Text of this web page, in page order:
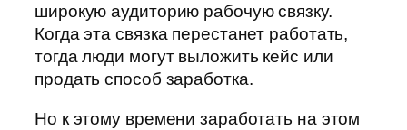
широкую аудиторию рабочую связку.
Когда эта связка перестанет работать,
тогда люди могут выложить кейс или
продать способ заработка.
Но к этому времени заработать на этом